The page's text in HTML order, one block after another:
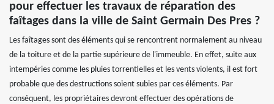
pour effectuer les travaux de réparation des
faîtages dans la ville de Saint Germain Des Pres ?
Les faîtages sont des éléments qui se rencontrent normalement au niveau
de la toiture et de la partie supérieure de l'immeuble. En effet, suite aux
intempéries comme les pluies torrentielles et les vents violents, il est fort
probable que des destructions soient subies par ces éléments. Par
conséquent, les propriétaires devront effectuer des opérations de